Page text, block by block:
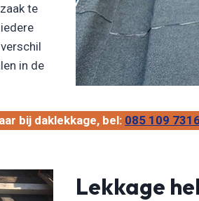
te
in de
bij daklekkage, bel: 085 109
Lekkage